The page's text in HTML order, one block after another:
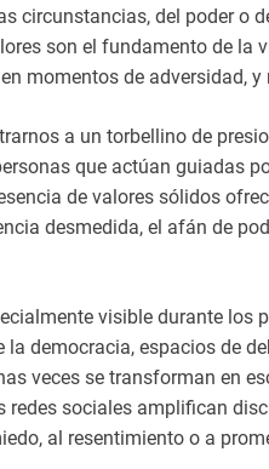
circunstancias, del poder o
son el fundamento de la
momentos de adversidad,
a un torbellino de
que actúan guiadas
de valores sólidos
desmedida, el afán de
visible durante los
la democracia, espacios de
veces se transforman en
redes sociales amplifican
al resentimiento o a